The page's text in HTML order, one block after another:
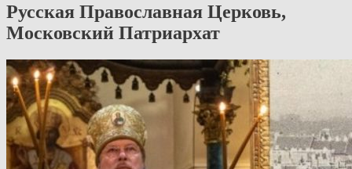
Русская Православная Церковь,
Московский Патриархат